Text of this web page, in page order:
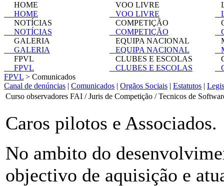
HOME
HOME
NOTÍCIAS
NOTÍCIAS
GALERIA
GALERIA
FPVL
FPVL
VOO LIVRE
VOO LIVRE
COMPETIÇÃO
COMPETIÇÃO
EQUIPA NACIONAL
EQUIPA NACIONAL
CLUBES E ESCOLAS
CLUBES E ESCOLAS
FPVL > Comunicados
Canal de denúncias | Comunicados | Orgãos Sociais | Estatutos |
Curso observadores FAI / Juris de Competição / Tecnicos de
Caros pilotos e Associados.
No ambito do
objectivo de aquisição e